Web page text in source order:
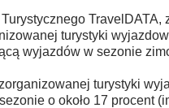
turystyki
wyjazdów w sezonie
turystyki
o około 17 procent